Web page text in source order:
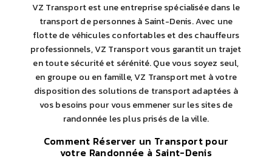
VZ Transport est une entreprise spécialisée dans le
transport de personnes à Saint-Denis. Avec une
flotte de véhicules confortables et des chauffeurs
professionnels, VZ Transport vous garantit un trajet
en toute sécurité et sérénité. Que vous soyez seul,
en groupe ou en famille, VZ Transport met à votre
disposition des solutions de transport adaptées à
vos besoins pour vous emmener sur les sites de
randonnée les plus prisés de la ville.
Comment Réserver un Transport pour
votre Randonnée à Saint-Denis